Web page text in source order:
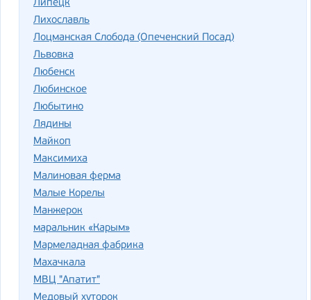
Липецк
Лихославль
Лоцманская Слобода (Опеченский Посад)
Львовка
Любенск
Любинское
Любытино
Лядины
Майкоп
Максимиха
Малиновая ферма
Малые Корелы
Манжерок
маральник «Карым»
Мармеладная фабрика
Махачкала
МВЦ "Апатит"
Медовый хуторок